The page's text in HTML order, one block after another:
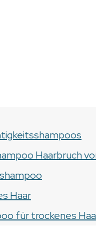
Haarbruch
Haar
für trockenes